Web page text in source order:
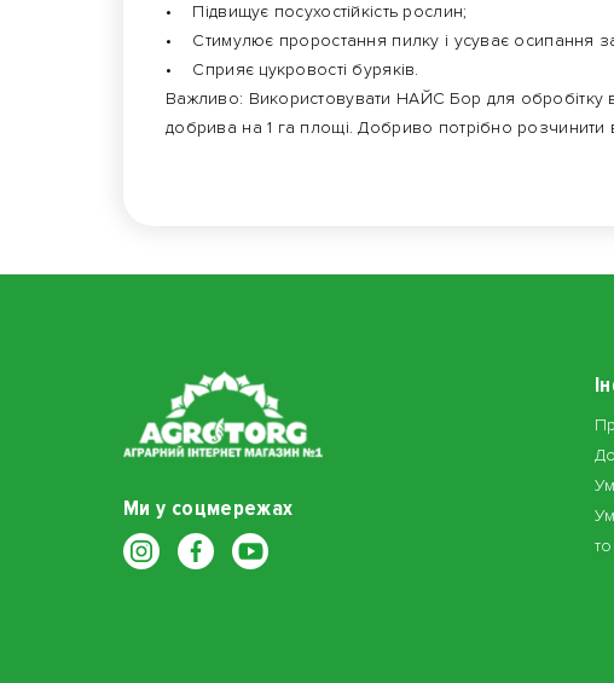
• Підвищує посухостійкість рослин;
• Стимулює проростання пилку і усуває осипання
• Сприяє цукровості буряків.
Важливо: Використовувати НАЙС Бор для обробітку
добрива на 1 га площі. Добриво потрібно розчинити
Ми у соцмережах